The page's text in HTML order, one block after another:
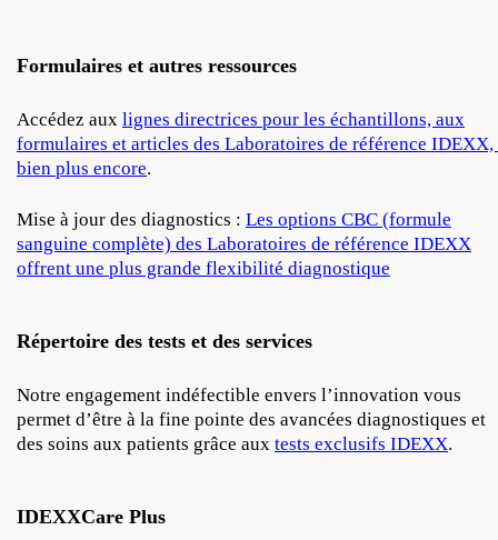
Formulaires et autres ressources
Accédez aux lignes directrices pour les échantillons, aux
formulaires et articles des Laboratoires de référence IDEXX,
bien plus encore.
Mise à jour des diagnostics : Les options CBC (formule
sanguine complète) des Laboratoires de référence IDEXX
offrent une plus grande flexibilité diagnostique
Répertoire des tests et des services
Notre engagement indéfectible envers l’innovation vous
permet d’être à la fine pointe des avancées diagnostiques et
des soins aux patients grâce aux tests exclusifs IDEXX.
IDEXXCare Plus